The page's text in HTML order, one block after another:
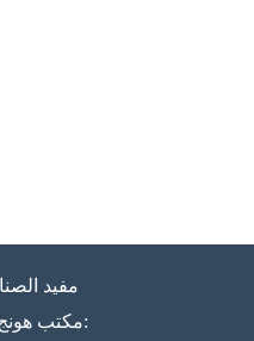
مفيد
مكتب هونج كونج الرئيسي: